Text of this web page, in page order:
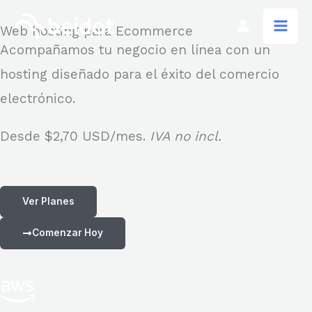
al
contenido
Web hosting para Ecommerce
Acompañamos tu negocio en línea con un
hosting diseñado para el éxito del comercio
electrónico.
Desde $2,70 USD/mes. IVA no incl.
Ver Planes
Comenzar Hoy
a
language